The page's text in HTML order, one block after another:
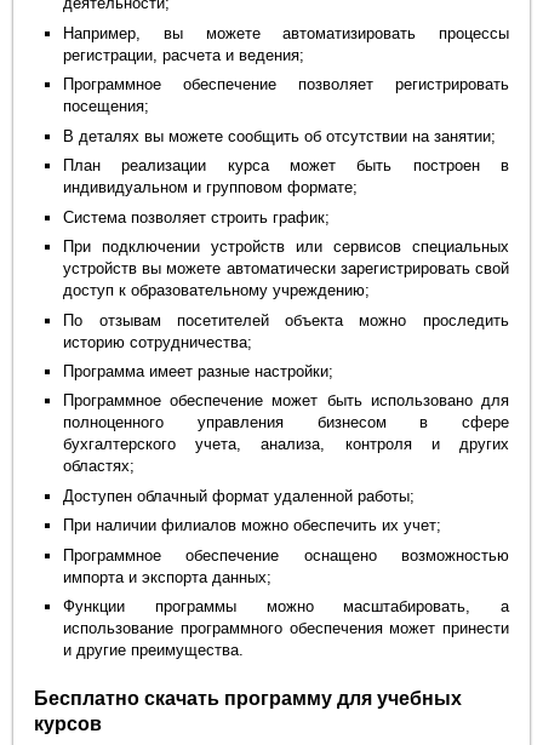
Например, вы можете автоматизировать процессы
регистрации, расчета и ведения;
Программное обеспечение позволяет регистрировать
посещения;
В деталях вы можете сообщить об отсутствии на занятии;
План реализации курса может быть построен в
индивидуальном и групповом формате;
Система позволяет строить график;
При подключении устройств или сервисов специальных
устройств вы можете автоматически зарегистрировать свой
доступ к образовательному учреждению;
По отзывам посетителей объекта можно проследить
историю сотрудничества;
Программа имеет разные настройки;
Программное обеспечение может быть использовано для
полноценного управления бизнесом в сфере
бухгалтерского учета, анализа, контроля и других
областях;
Доступен облачный формат удаленной работы;
При наличии филиалов можно обеспечить их учет;
Программное обеспечение оснащено возможностью
импорта и экспорта данных;
Функции программы можно масштабировать, а
использование программного обеспечения может принести
и другие преимущества.
Бесплатно скачать программу для учебных
курсов